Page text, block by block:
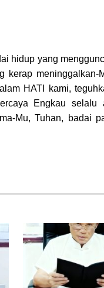
hidup yang
kerap
HATI kami,
Engkau
Mu, Tuhan, badai